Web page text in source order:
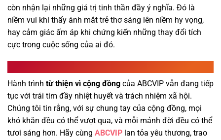
còn nhận lại những giá trị tinh thần đầy ý nghĩa. Đó là
niềm vui khi thấy ánh mắt trẻ thơ sáng lên niềm hy vọng,
hay cảm giác ấm áp khi chứng kiến những thay đổi tích
cực trong cuộc sống của ai đó.
Hành trình từ thiện vì cộng đồng của ABCVIP vẫn đang tiếp
tục với trái tim đầy nhiệt huyết và trách nhiệm xã hội.
Chúng tôi tin rằng, với sự chung tay của cộng đồng, mọi
khó khăn đều có thể vượt qua, và mỗi mảnh đời đều có thể
tươi sáng hơn. Hãy cùng ABCVIP lan tỏa yêu thương, trao